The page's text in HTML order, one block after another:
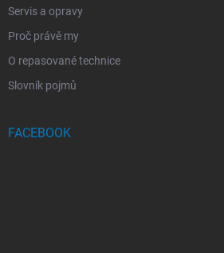
Servis a opravy
Proč právě my
O repasované technice
Slovník pojmů
FACEBOOK